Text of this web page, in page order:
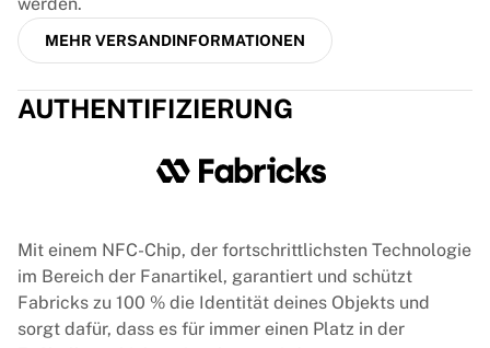
MEHR VERSANDINFORMATIONEN
AUTHENTIFIZIERUNG
Mit einem NFC-Chip, der fortschrittlichsten Technologie
im Bereich der Fanartikel, garantiert und schützt
Fabricks zu 100 % die Identität deines Objekts und
sorgt dafür, dass es für immer einen Platz in der